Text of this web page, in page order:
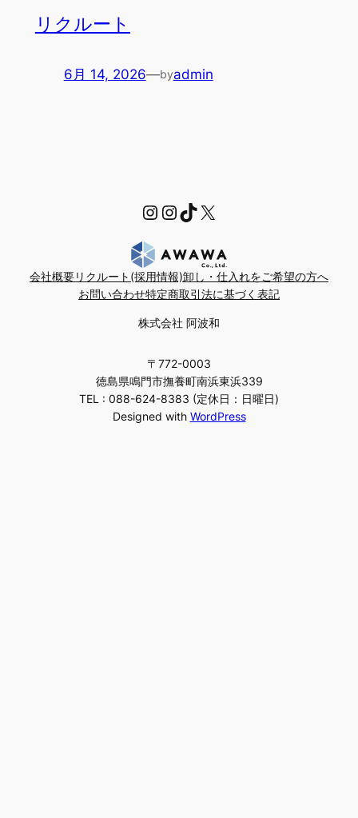
リクルート
6月 14, 2026—byadmin
https://
Instagram
TikTok
X
会社概要リクルート(採用情報)卸し・仕入れをご希望の方へ
お問い合わせ特定商取引法に基づく表記
株式会社 阿波和
〒772-0003
徳島県鳴門市撫養町南浜東浜339
TEL : 088-624-8383 (定休日：日曜日)
Designed with WordPress